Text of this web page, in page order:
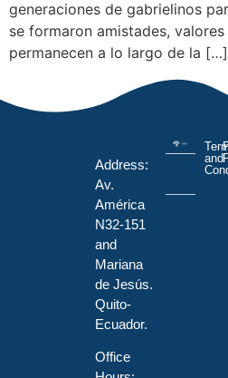
generaciones de gabrielinos
se formaron amistades,
permanecen a lo largo de la […]
Address:
Av.
América
N32-151
and
Mariana
de Jesús.
Quito-
Ecuador.
Office
and